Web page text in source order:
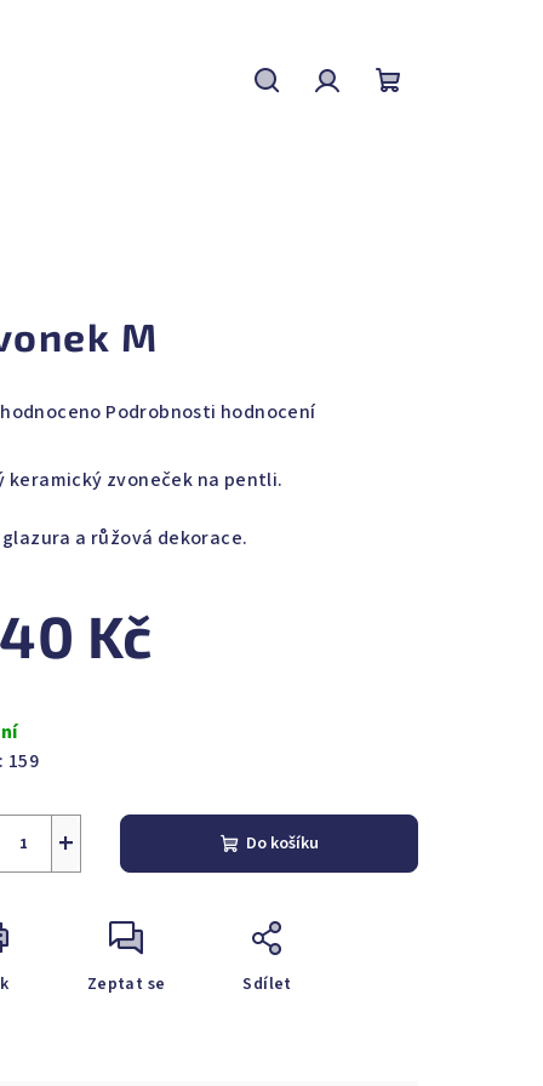
M
Podrobnosti hodnocení
keramický zvoneček na pentli.
a růžová dekorace.
Kč
159
+ Do košíku
Zeptat se Sdílet